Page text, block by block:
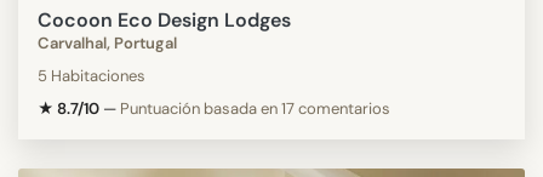
Cocoon Eco Design Lodges
Carvalhal, Portugal
5 Habitaciones
★ 8.7/10 — Puntuación basada en 17 comentarios